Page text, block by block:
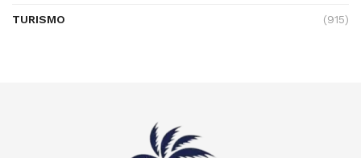
TURISMO (915)